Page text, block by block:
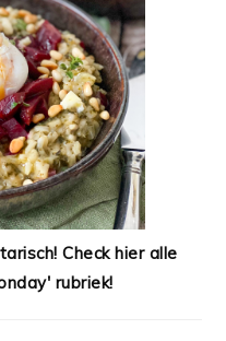
Check hier alle
rubriek!